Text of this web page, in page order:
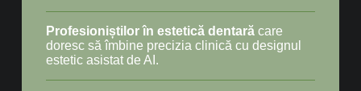
Profesioniștilor în estetică dentarăcare
doresc să îmbine precizia clinică cu designul
estetic asistat de AI.